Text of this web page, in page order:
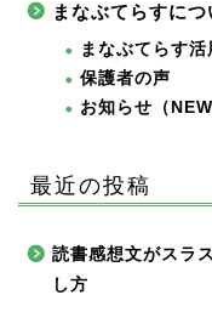
まなぶてらすにつ
まなぶてらす活
保護者の声
お知らせ（
最近の投稿
読書感想文がスラ
し方